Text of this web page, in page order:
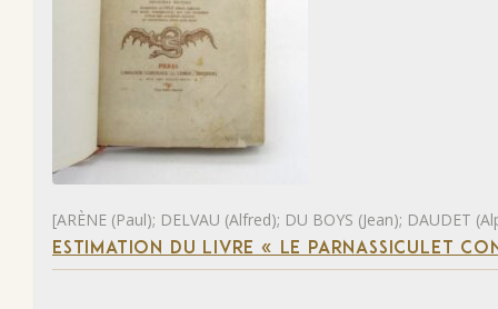
[ARÈNE (Paul); DELVAU (Alfred); DU BOYS (Jean); DAUDET
ESTIMATION DU LIVRE « LE PARNASSICULET